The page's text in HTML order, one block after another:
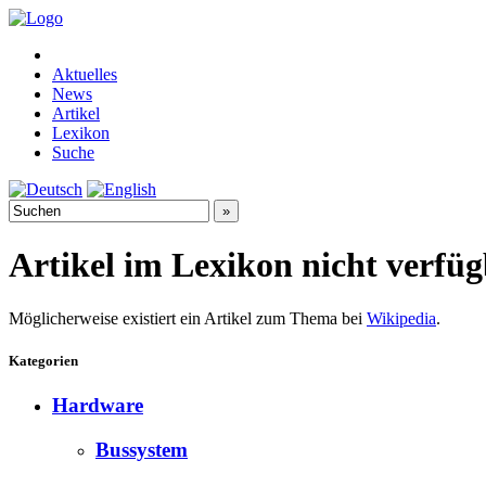
Aktuelles
News
Artikel
Lexikon
Suche
Artikel im Lexikon nicht
Möglicherweise existiert ein Artikel zum Thema bei Wikipedia.
Kategorien
Hardware
Bussystem